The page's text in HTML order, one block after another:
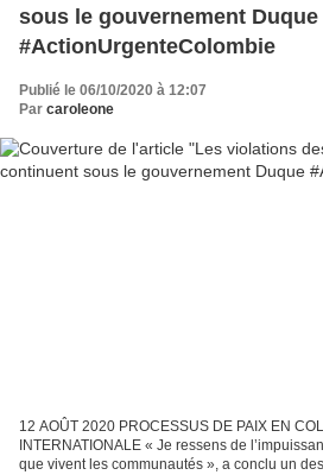
sous le gouvernement Duque
#ActionUrgenteColombie
Publié le 06/10/2020 à 12:07
Par caroleone
12 AOÛT 2020 PROCESSUS DE PAIX EN
INTERNATIONALE « Je ressens de
que vivent les communautés », a conclu un